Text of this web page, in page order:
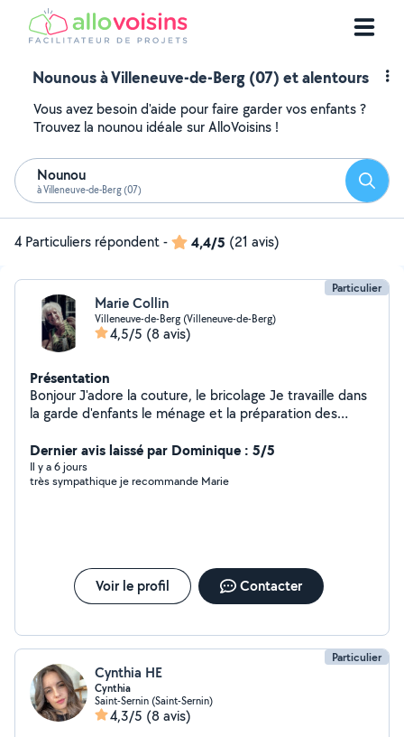
Nounous à Villeneuve-de-Berg (07) et alentours
Vous avez besoin d'aide pour faire garder vos enfants ?
Trouvez la nounou idéale sur AlloVoisins !
Nounou
à Villeneuve-de-Berg (07)
4 Particuliers répondent- 4,4/5 (21 avis)
Particulier
Marie Collin
Villeneuve-de-Berg (Villeneuve-de-Berg)
4,5/5 (8 avis)
Présentation
Bonjour J'adore la couture, le bricolage Je travaille dans
la garde d'enfants le ménage et la préparation des
attentionnée disponible et j'ai un véhicule Et très
sérieuse Cordialement bonne journée
Dernier avis laissé par Dominique : 5/5
Il y a 6 jours
très sympathique je recommande Marie
Voir le profil Contacter
Particulier
Cynthia HE
Cynthia
Saint-Sernin (Saint-Sernin)
4,3/5 (8 avis)